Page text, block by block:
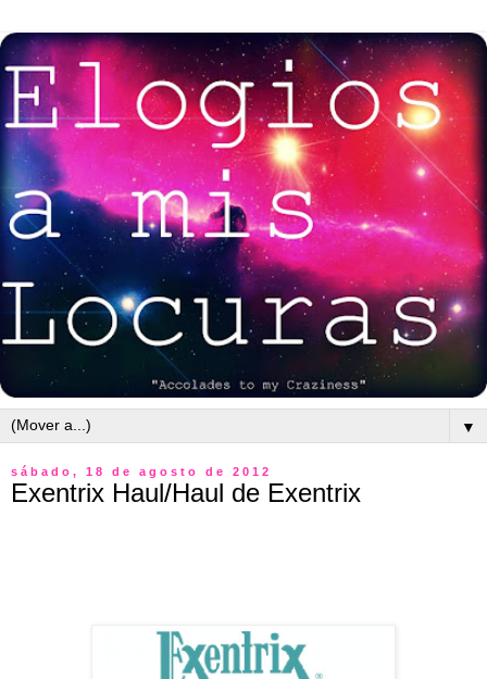
▼
sábado, 18 de agosto de 2012
Exentrix Haul/Haul de Exentrix